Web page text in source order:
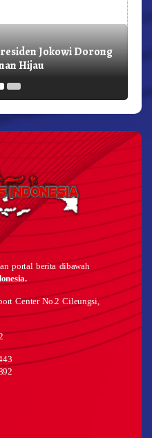
Jokowi Dorong
Hijau
portal berita dibawah
Center No.2 Cileungsi,